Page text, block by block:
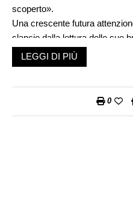
scoperto».
Una crescente futura
slancio dalla lettura delle sue
da Bernard Gavoty, temuto
lo pseudonimo di Clarendon,
interviste radio-televisive delle
LEGGI DI PIÙ
0